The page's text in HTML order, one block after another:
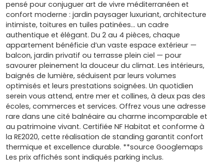
pensé pour conjuguer art de vivre méditerranéen et
confort moderne : jardin paysager luxuriant, architecture
intimiste, toitures en tuiles patinées… un cadre
authentique et élégant. Du 2 au 4 pièces, chaque
appartement bénéficie d’un vaste espace extérieur —
balcon, jardin privatif ou terrasse plein ciel — pour
savourer pleinement la douceur du climat. Les intérieurs,
baignés de lumière, séduisent par leurs volumes
optimisés et leurs prestations soignées. Un quotidien
serein vous attend, entre mer et collines, à deux pas des
écoles, commerces et services. Offrez vous une adresse
rare dans une cité balnéaire au charme incomparable et
au patrimoine vivant. Certifiée NF Habitat et conforme à
la RE2020, cette réalisation de standing garantit confort
thermique et excellence durable. **source Googlemaps
Les prix affichés sont indiqués parking inclus.